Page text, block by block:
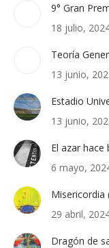
9° Gran
18 julio,
Teoría
13 junio,
Estadio
13 junio,
El azar hace
6 mayo,
Misericordia
29 abril,
Dragón de